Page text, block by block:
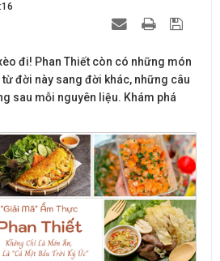
đi! Phan Thiết còn có những món
đời này sang đời khác, những câu
sau mỗi nguyên liệu. Khám phá